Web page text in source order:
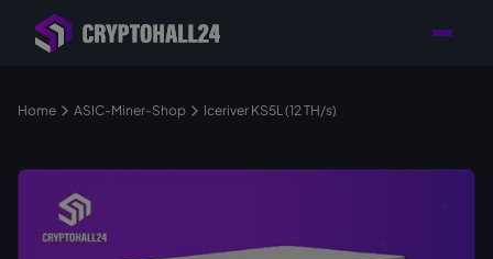
Händler mit Standort
in Deutschland
Ihr Mining-Projekt
Ansprechpartner
Home ASIC-Miner-Shop Iceriver KS5L (12 TH/s)